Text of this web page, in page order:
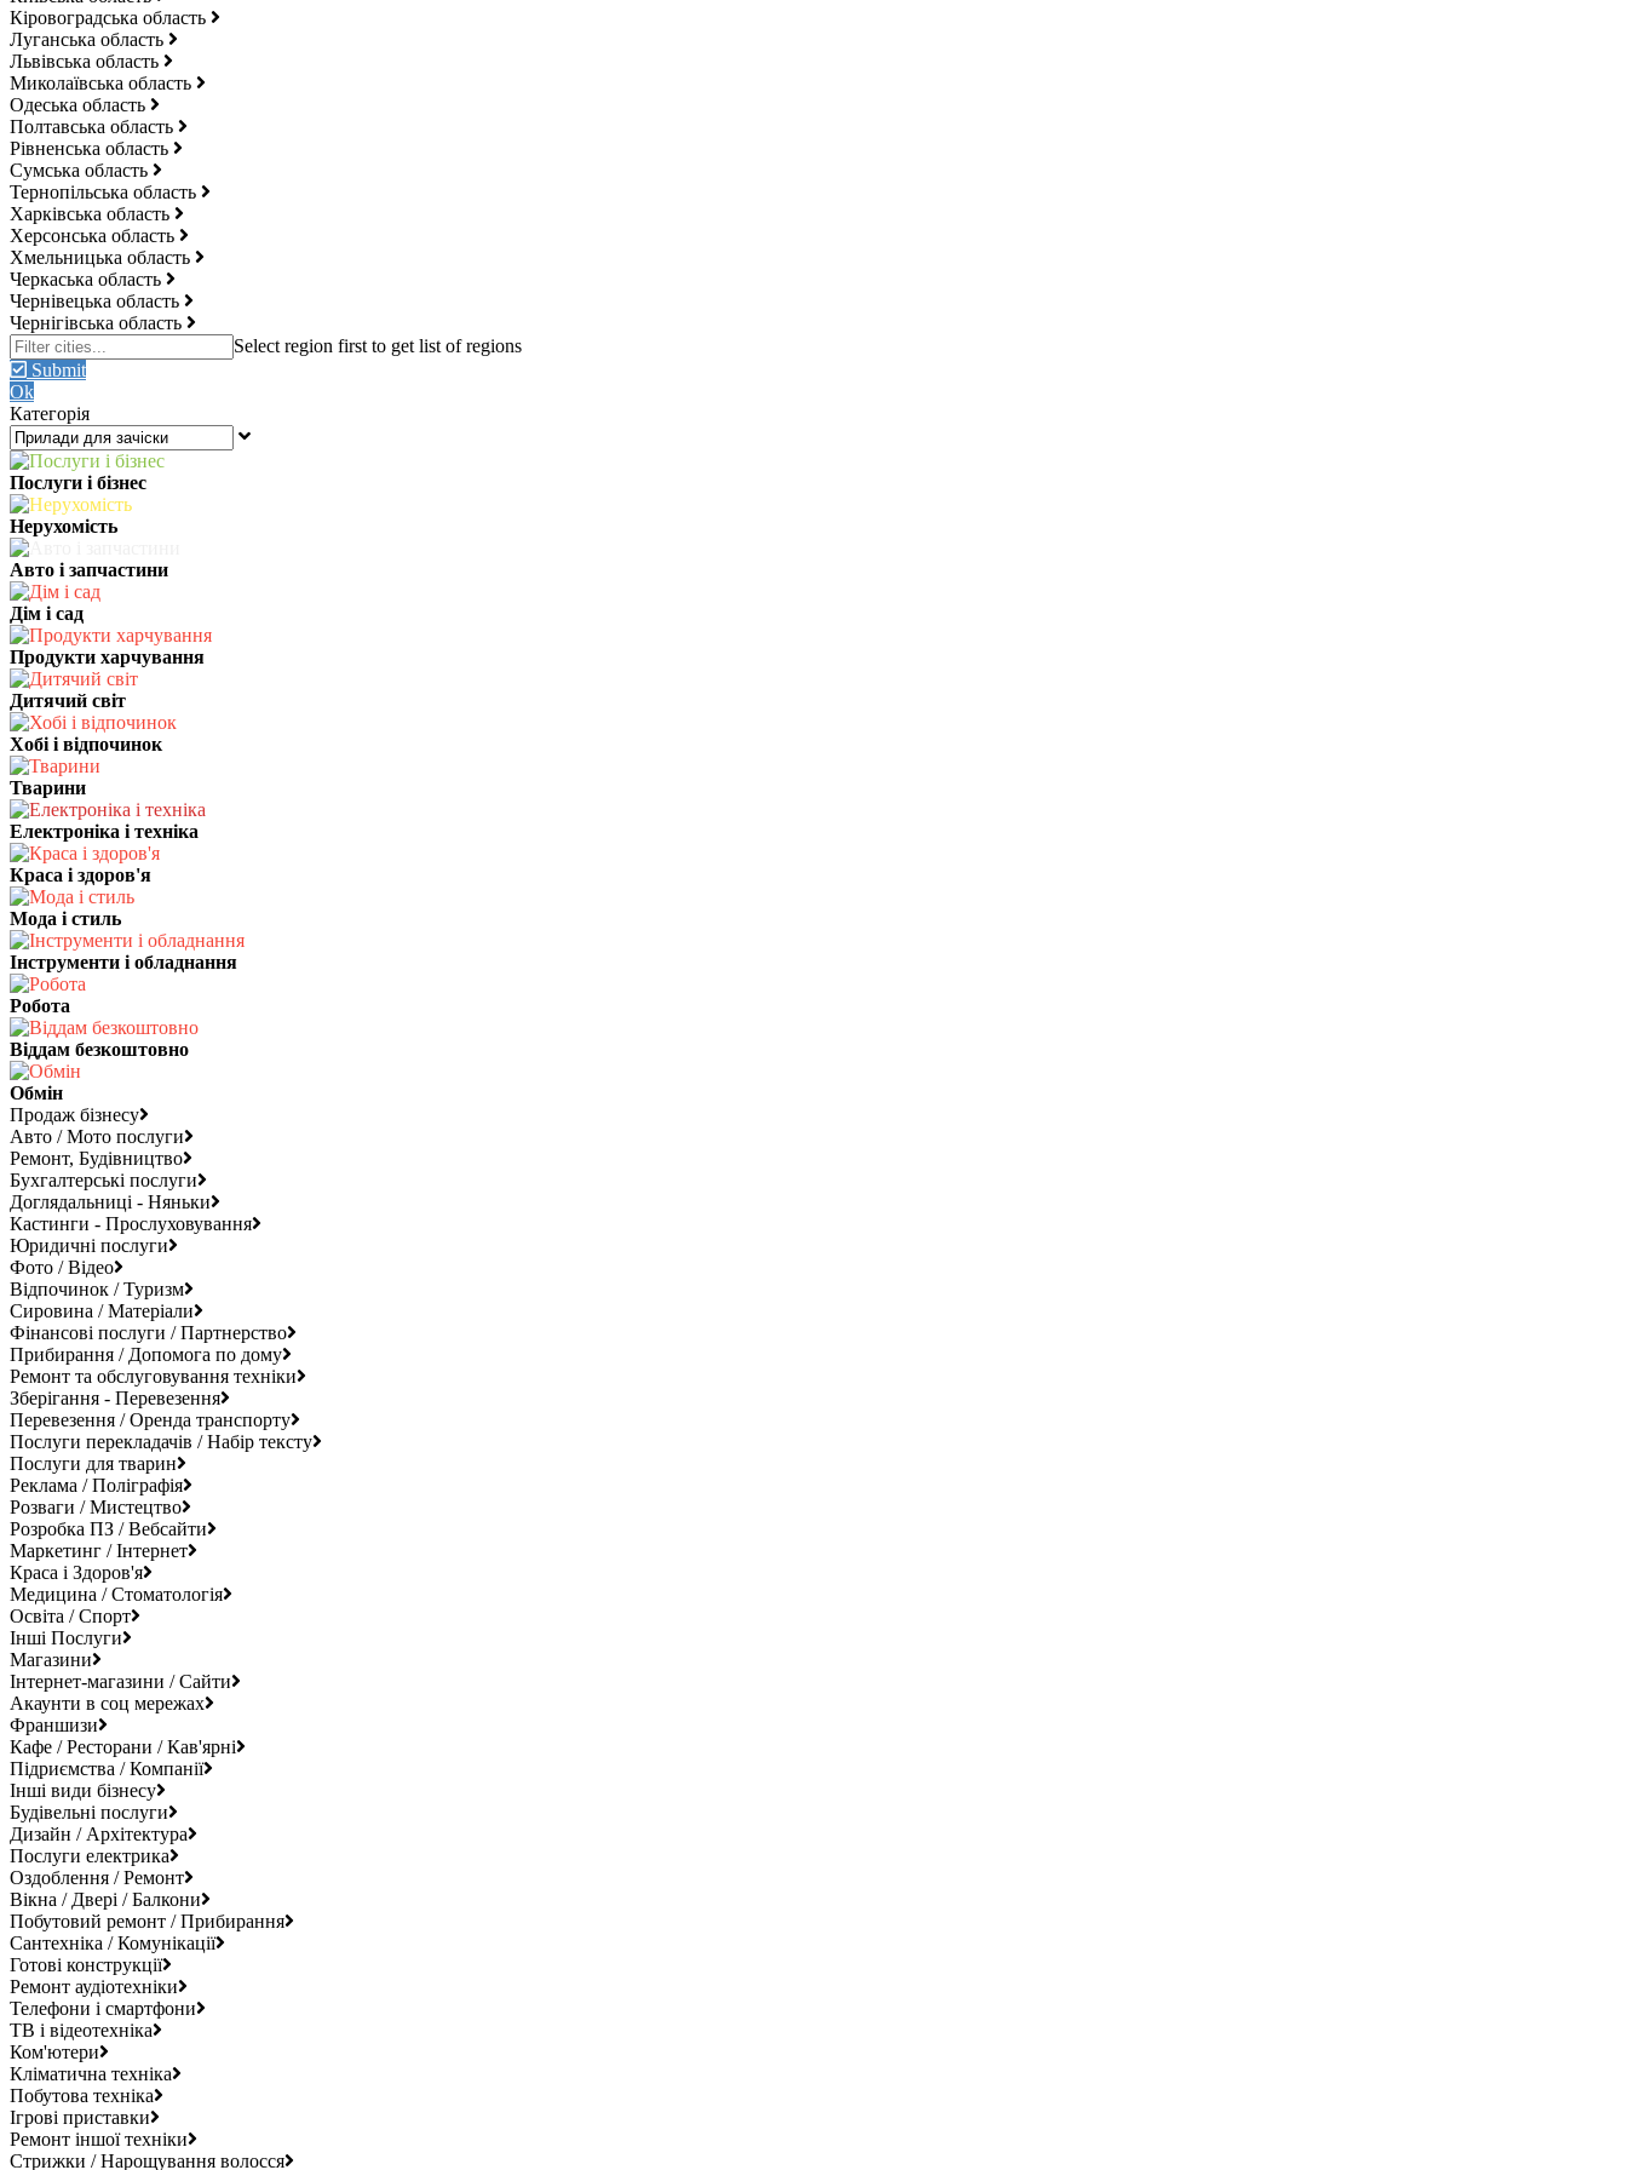
Кіровоградська область
Луганська область
Львівська область
Миколаївська область
Одеська область
Полтавська область
Рівненська область
Сумська область
Тернопільська область
Харківська область
Херсонська область
Хмельницька область
Черкаська область
Чернівецька область
Чернігівська область
Submit
Ok
Категорія
Послуги і бізнес
Нерухомість
Авто і запчастини
Дім і сад
Продукти харчування
Дитячий світ
Хобі і відпочинок
Тварини
Електроніка і техніка
Краса і здоров'я
Мода і стиль
Інструменти і обладнання
Робота
Віддам безкоштовно
Обмін
Продаж бізнесу
Авто / Мото послуги
Ремонт, Будівництво
Бухгалтерські послуги
Доглядальниці - Няньки
Кастинги - Прослуховування
Юридичні послуги
Фото / Відео
Відпочинок / Туризм
Сировина / Матеріали
Фінансові послуги / Партнерство
Прибирання / Допомога по дому
Ремонт та обслуговування техніки
Зберігання - Перевезення
Перевезення / Оренда транспорту
Послуги перекладачів / Набір тексту
Послуги для тварин
Реклама / Поліграфія
Розваги / Мистецтво
Розробка ПЗ / Вебсайти
Маркетинг / Інтернет
Краса і Здоров'я
Медицина / Стоматологія
Освіта / Спорт
Інші Послуги
Магазини
Інтернет-магазини / Сайти
Акаунти в соц мережах
Франшизи
Кафе / Ресторани / Кав'ярні
Підриємства / Компанії
Інші види бізнесу
Будівельні послуги
Дизайн / Архітектура
Послуги електрика
Оздоблення / Ремонт
Вікна / Двері / Балкони
Побутовий ремонт / Прибирання
Сантехніка / Комунікації
Готові конструкції
Ремонт аудіотехніки
Телефони і смартфони
ТВ і відеотехніка
Ком'ютери
Кліматична техніка
Побутова техніка
Ігрові приставки
Ремонт іншої техніки
Стрижки / Нарощування волосся